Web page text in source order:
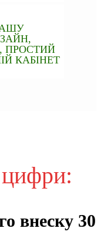
ПРОСТИЙ
КАБІНЕТ
цифри:
внеску 30